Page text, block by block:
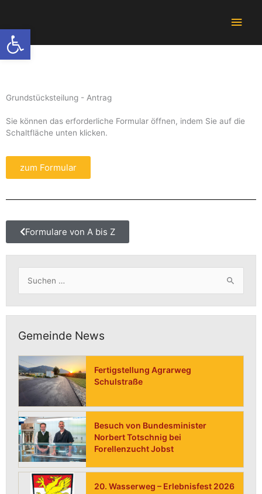
Werkzeugleiste öffnen
springen
Grundstücksteilung - Antrag
Sie können das erforderliche Formular öffnen, indem Sie auf die
Schaltfläche unten klicken.
zum Formular
Formulare von A bis Z
Suchen
nach:
Gemeinde News
Fertigstellung Agrarweg
Schulstraße
Besuch von Bundesminister
Norbert Totschnig bei
Forellenzucht Jobst
20. Wasserweg – Erlebnisfest 2026